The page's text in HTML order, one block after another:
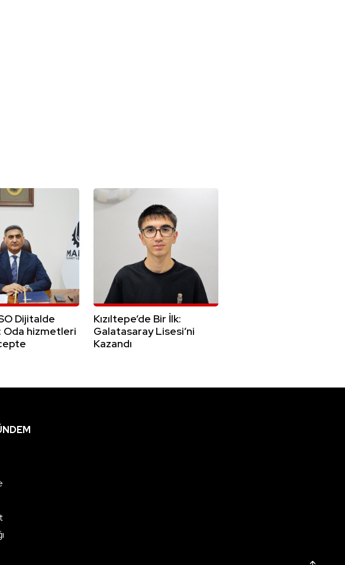
Dijitalde
Oda hizmetleri
Kızıltepe’de Bir İlk:
Galatasaray Lisesi’ni
Kazandı